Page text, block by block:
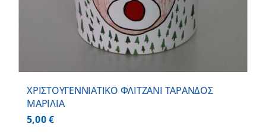
ΧΡΙΣΤΟΥΓΕΝΝΙΑΤΙΚΟ ΦΛΙΤΖΑΝΙ ΤΑΡΑΝΔΟΣ
ΜΑΡΙΛΙΑ
5,00€